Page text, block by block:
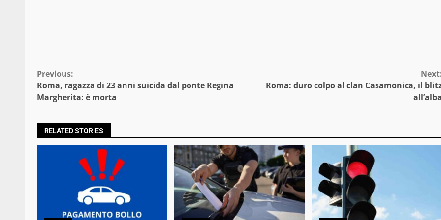
Continue
Reading
Previous:
Roma, ragazza di 23 anni suicida dal ponte Regina
Margherita: è morta
Next:
Roma: duro colpo al clan Casamonica, il
all’alba
RELATED STORIES